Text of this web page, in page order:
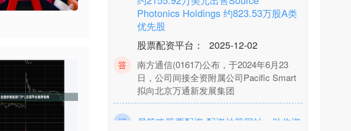
优先股
股票配资平台
南方通信(01617)公布，于2024年6月23
日，公司间接全资附属公司Pacific Smart
拟向北京万通新发展集团
易策略股票配资 配资炒股网站：助你资
金放大，投资收益翻倍